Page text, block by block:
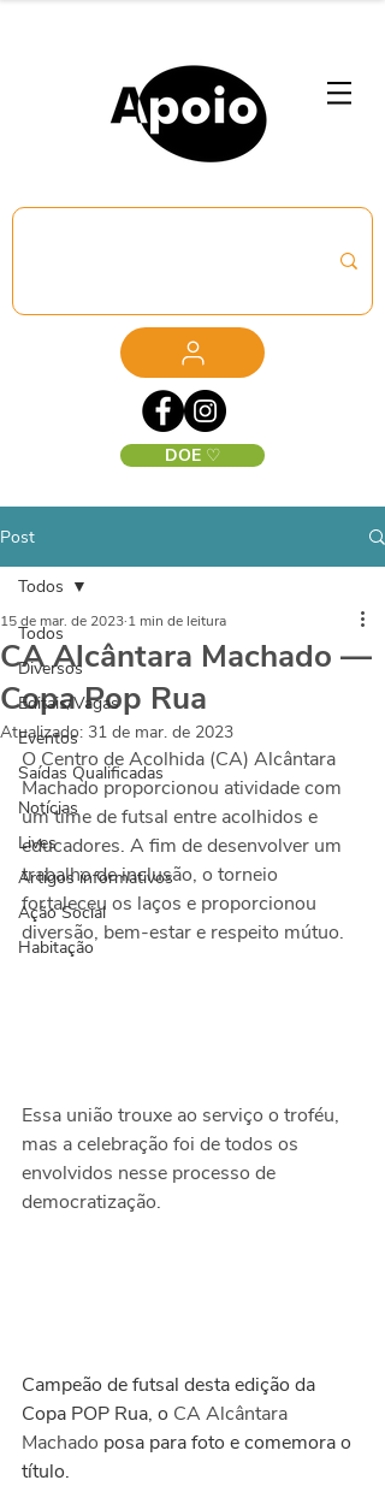
DOE ♡
Post
Todos
Diversos
Editais/Vagas
Eventos
Saídas Qualificadas
Notícias
Lives
Artigos informativos
Ação Social
Habitação
Todos
CA Alcântara Machado —
Copa Pop Rua
15 de mar. de 2023 1 min de leitura
Atualizado: 31 de mar. de 2023
O Centro de Acolhida (CA) Alcântara
Machado proporcionou atividade com
um time de futsal entre acolhidos e
educadores. A fim de desenvolver um
trabalho de inclusão, o torneio
fortaleceu os laços e proporcionou
diversão, bem-estar e respeito mútuo.
Essa união trouxe ao serviço o troféu,
mas a celebração foi de todos os
envolvidos nesse processo de
democratização.
Campeão de futsal desta edição da
Copa POP Rua, o CA Alcântara
Machado posa para foto e comemora o
título.